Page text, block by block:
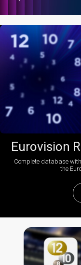
Eurovision
Complete database
the